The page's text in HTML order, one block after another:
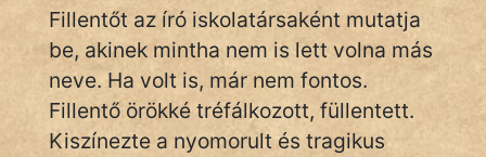
Mese
Mitológia
Monda
Fillentőt az író iskolatársaként mutatja
be, akinek mintha nem is lett volna más
neve. Ha volt is, már nem fontos.
Fillentő örökké tréfálkozott, füllentett.
Kiszínezte a nyomorult és tragikus